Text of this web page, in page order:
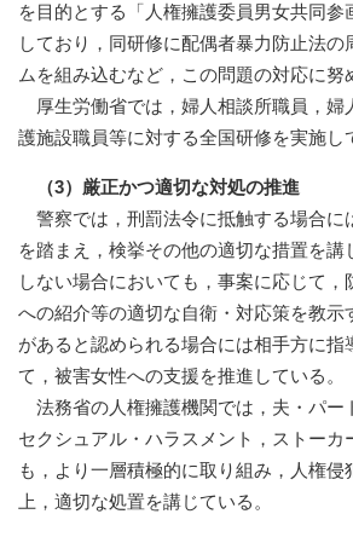
を目的とする「人権擁護委員男女共同参
しており，同研修に配偶者暴力防止法の
ムを組み込むなど，この問題の対応に努
厚生労働省では，婦人相談所職員，婦
護施設職員等に対する全国研修を実施し
（3）厳正かつ適切な対処の推進
警察では，刑罰法令に抵触する場合に
を踏まえ，検挙その他の適切な措置を講
しない場合においても，事案に応じて，
への紹介等の適切な自衛・対応策を教示
があると認められる場合には相手方に指
て，被害女性への支援を推進している。
法務省の人権擁護機関では，夫・パー
セクシュアル・ハラスメント，ストーカ
も，より一層積極的に取り組み，人権侵
上，適切な処置を講じている。